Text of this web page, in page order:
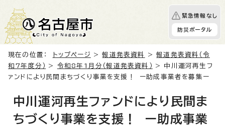
緊急情報なし
防災ポータル
現在の位置： トップページ >報道発表資料 >報道発表資料（令
和7年度分）
> 令和8年1月分（報道発表資料）
> 中川運河再生フ
ァンドにより民間まちづくり事業を支援！ ー助成事業者を募集ー
中川運河再生ファンドにより民間ま
ちづくり事業を支援！ ー助成事業